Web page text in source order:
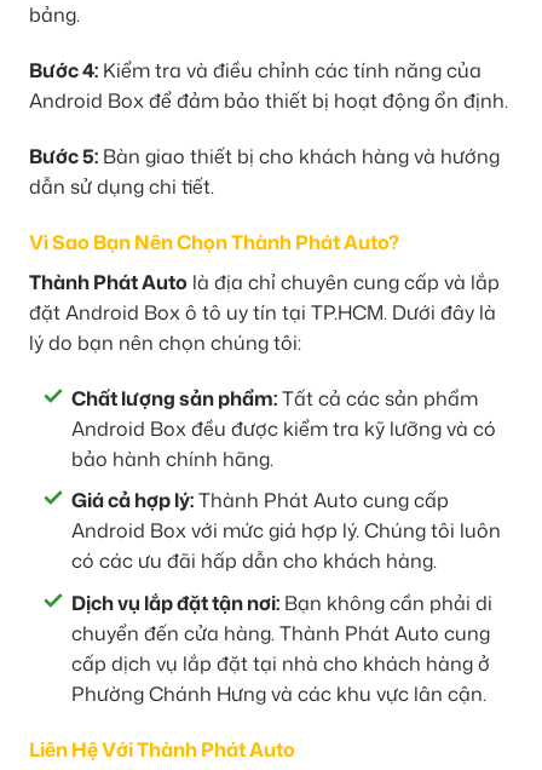
bảng.
Bước 4: Kiểm tra và điều chỉnh các tính năng của
Android Box để đảm bảo thiết bị hoạt động ổn định.
Bước 5: Bàn giao thiết bị cho khách hàng và hướng
dẫn sử dụng chi tiết.
Vì Sao Bạn Nên Chọn Thành Phát Auto?
Thành Phát Auto là địa chỉ chuyên cung cấp và lắp
đặt Android Box ô tô uy tín tại TP.HCM. Dưới đây là
lý do bạn nên chọn chúng tôi:
Chất lượng sản phẩm:Tất cả các sản phẩm
Android Box đều được kiểm tra kỹ lưỡng và có
bảo hành chính hãng.
Giá cả hợp lý:Thành Phát Auto cung cấp
Android Box với mức giá hợp lý. Chúng tôi luôn
có các ưu đãi hấp dẫn cho khách hàng.
Dịch vụ lắp đặt tận nơi: Bạn không cần phải di
chuyển đến cửa hàng. Thành Phát Auto cung
cấp dịch vụ lắp đặt tại nhà cho khách hàng ở
Phường Chánh Hưng và các khu vực lân cận.
Liên Hệ Với Thành Phát Auto